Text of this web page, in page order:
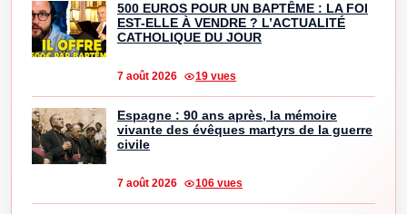
500 EUROS POUR UN BAPTÊME : LA FOI
EST-ELLE À VENDRE ? L’ACTUALITÉ
CATHOLIQUE DU JOUR
7 août 2026 19 vues
Espagne : 90 ans après, la mémoire
vivante des évêques martyrs de la guerre
civile
7 août 2026 106 vues